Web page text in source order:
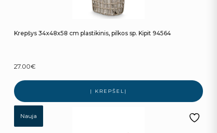
Krepšys 34x48x58 cm plastikinis, pilkos sp. Kipit 94564
27.00€
Į KREPŠELĮ
Nauja